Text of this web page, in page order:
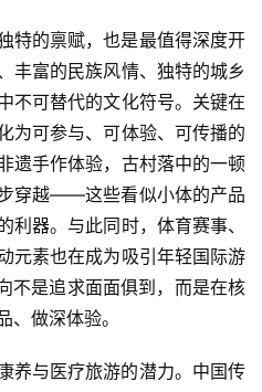
特的禀赋，也是最值得深度开
丰富的民族风情、独特的城乡
不可替代的文化符号。关键在
为可参与、可体验、可传播的
遗手作体验，古村落中的一顿
穿越——这些看似小体的产品
器。与此同时，体育赛事、
元素也在成为吸引年轻国际游
不是追求面面俱到，而是在核
做深体验。
养与医疗旅游的潜力。中国传